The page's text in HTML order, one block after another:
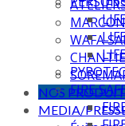
WAFA
NOS
MEDIA/
FIRE